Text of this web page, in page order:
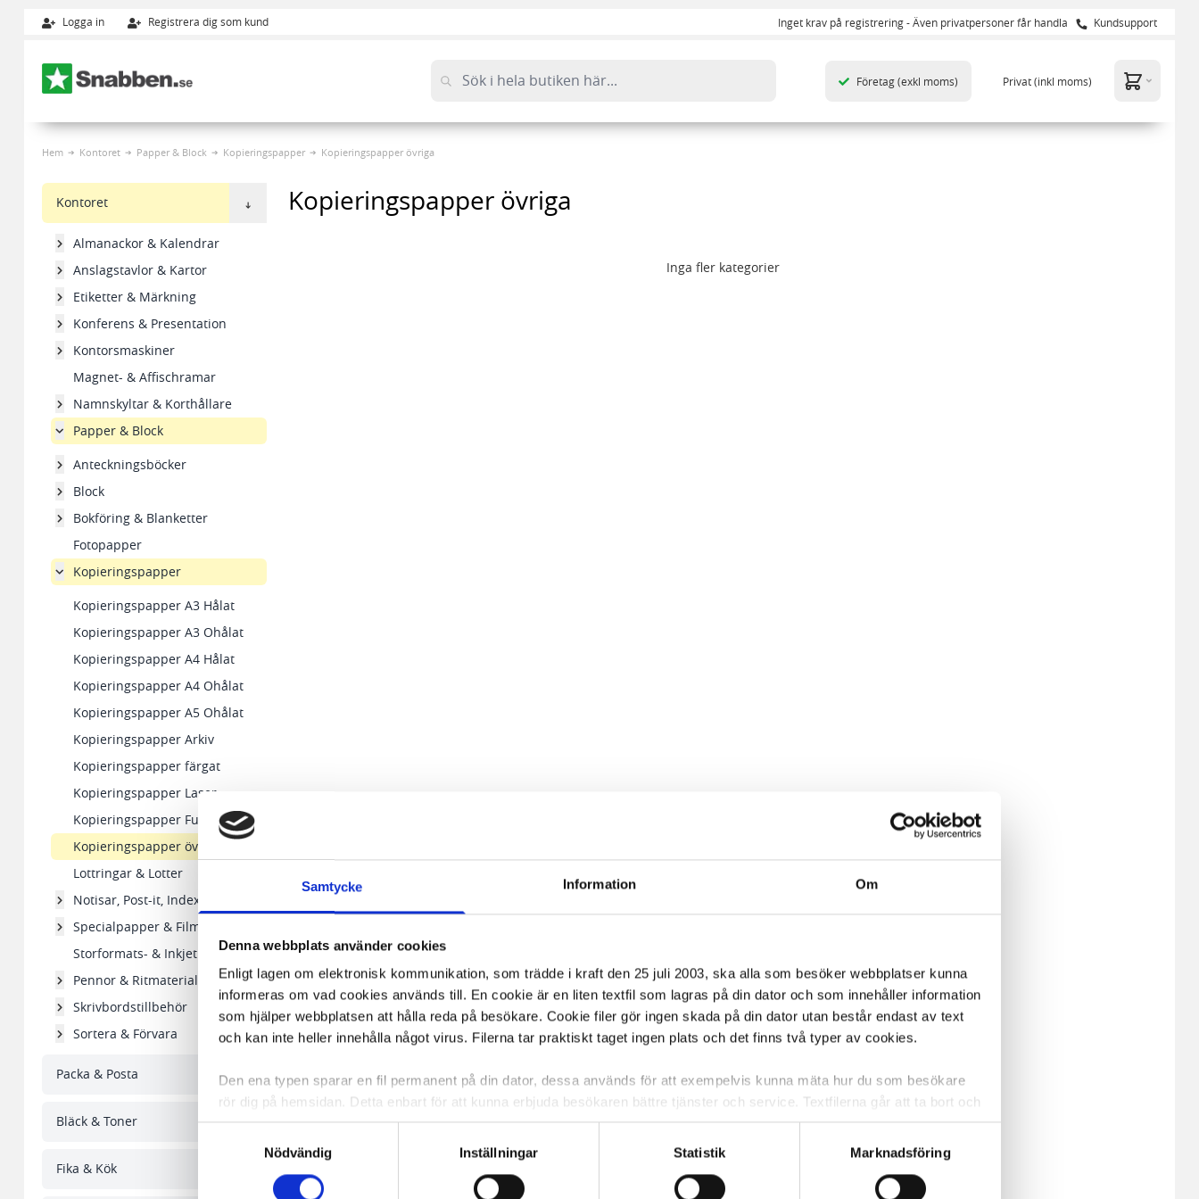
Samtycke Information Om
Denna webbplats använder cookies
Enligt lagen om elektronisk kommunikation, som trädde i kraft den 25 juli 2003, ska alla som besöker webbplatser kunna
informeras om vad cookies används till. En cookie är en liten textfil som lagras på din dator och som innehåller information
som hjälper webbplatsen att hålla reda på besökare. Cookie filer gör ingen skada på din dator utan består endast av text
och kan inte heller innehålla något virus. Filerna tar praktiskt taget ingen plats och det finns två typer av cookies.
Den ena typen sparar en fil permanent på din dator, dessa används för att exempelvis kunna mäta hur du som besökare
rör dig på hemsidan. Detta enbart för att kunna erbjuda besökaren bättre tjänster och service. Textfilerna går att ta bort och
de flesta webbläsare har funktioner för detta. Informationen som sparas på din dator är endast ett unikt nummer utan
någon koppling till personlig information, alltså helt anonymt.
Den andra typen av cookies som vanligtvis används är session cookies. Under tiden du är inne och besöker sidan delar
Nödvändig
Inställningar Statistik Marknadsföring
Logga in Registrera dig som kund Inget krav på registrering - Även privatpersoner får handla Kundsupport
Företag(exkl moms) Privat(inkl moms)
Hem Kontoret Papper & Block Kopieringspapper Kopieringspapper övriga
Kontoret
Almanackor & Kalendrar
Anslagstavlor & Kartor
Etiketter & Märkning
Konferens & Presentation
Kontorsmaskiner
Magnet- & Affischramar
Namnskyltar & Korthållare
Papper & Block
Anteckningsböcker
Block
Bokföring & Blanketter
Fotopapper
Kopieringspapper
Kopieringspapper A3 Hålat
Kopieringspapper A3 Ohålat
Kopieringspapper A4 Hålat
Kopieringspapper A4 Ohålat
Kopieringspapper A5 Ohålat
Kopieringspapper Arkiv
Kopieringspapper färgat
Kopieringspapper Laser
Kopieringspapper Future
Kopieringspapper övriga
Lottringar & Lotter
Notisar, Post-it, Indexflikar
Specialpapper & Film
Storformats- & Inkjetpapper
Pennor & Ritmaterial
Skrivbordstillbehör
Sortera & Förvara
Packa & Posta
Bläck & Toner
Fika & Kök
Kopieringspapper övriga
Inga fler kategorier